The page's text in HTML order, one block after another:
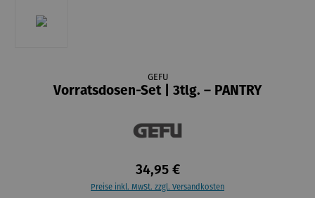
GEFU
Vorratsdosen-Set | 3tlg. – PANTRY
34,95 €
Preise inkl. MwSt. zzgl. Versandkosten